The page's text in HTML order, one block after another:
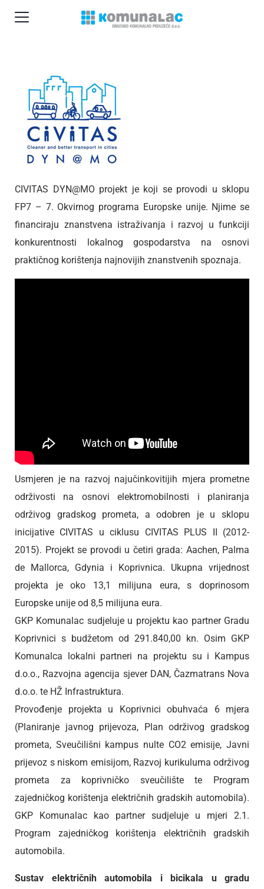
CIVITAS DYN@MO projekt je koji se provodi u sklopu
FP7 – 7. Okvirnog programa Europske unije. Njime se
financiraju znanstvena istraživanja i razvoj u funkciji
konkurentnosti lokalnog gospodarstva na osnovi
praktičnog korištenja najnovijih znanstvenih spoznaja.
Usmjeren je na razvoj najučinkovitijih mjera prometne
održivosti na osnovi elektromobilnosti i planiranja
održivog gradskog prometa, a odobren je u sklopu
inicijative CIVITAS u ciklusu CIVITAS PLUS II (2012-
2015). Projekt se provodi u četiri grada: Aachen, Palma
de Mallorca, Gdynia i Koprivnica. Ukupna vrijednost
projekta je oko 13,1 milijuna eura, s doprinosom
Europske unije od 8,5 milijuna eura.
GKP Komunalac sudjeluje u projektu kao partner Gradu
Koprivnici s budžetom od 291.840,00 kn. Osim GKP
Komunalca lokalni partneri na projektu su i Kampus
d.o.o., Razvojna agencija sjever DAN, Čazmatrans Nova
d.o.o. te HŽ Infrastruktura.
Provođenje projekta u Koprivnici obuhvaća 6 mjera
(Planiranje javnog prijevoza, Plan održivog gradskog
prometa, Sveučilišni kampus nulte CO2 emisije, Javni
prijevoz s niskom emisijom, Razvoj kurikuluma održivog
prometa za koprivničko sveučilište te Program
zajedničkog korištenja električnih gradskih automobila).
GKP Komunalac kao partner sudjeluje u mjeri 2.1.
Program zajedničkog korištenja električnih gradskih
automobila.
Sustav električnih automobila i bicikala u gradu